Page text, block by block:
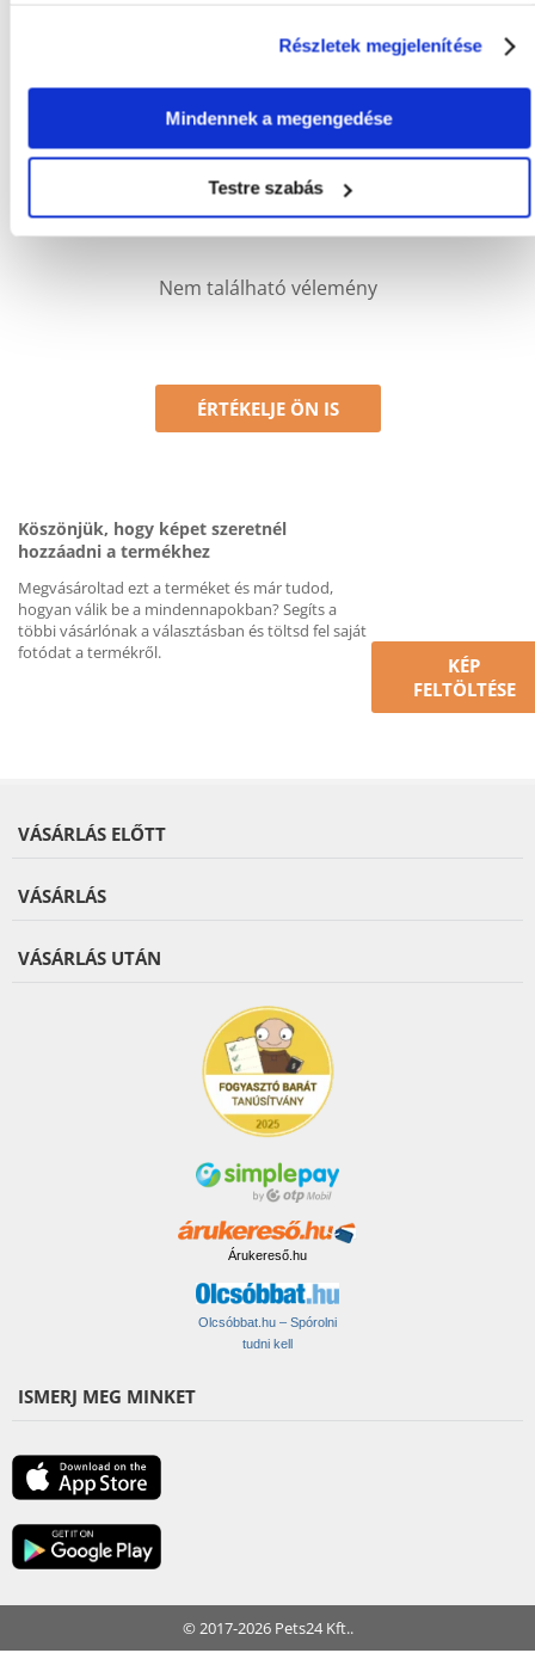
Részletek megjelenítése
Mindennek a megengedése
Testre szabás
Mi a termék értékelési szabályzat?
az összes értékelés átlaga. A felülvizsgálat moderálása után
Nem található vélemény
ÉRTÉKELJE ÖN IS
Köszönjük, hogy képet szeretnél
hozzáadni a termékhez
Megvásároltad ezt a terméket és már tudod,
hogyan válik be a mindennapokban? Segíts a
többi vásárlónak a választásban és töltsd fel saját
fotódat a termékről.
KÉP
FELTÖLTÉSE
VÁSÁRLÁS ELŐTT
VÁSÁRLÁS
VÁSÁRLÁS UTÁN
Árukereső.hu
Olcsóbbat.hu – Spórolni
tudni kell
ISMERJ MEG MINKET
© 2017-2026 Pets24 Kft..